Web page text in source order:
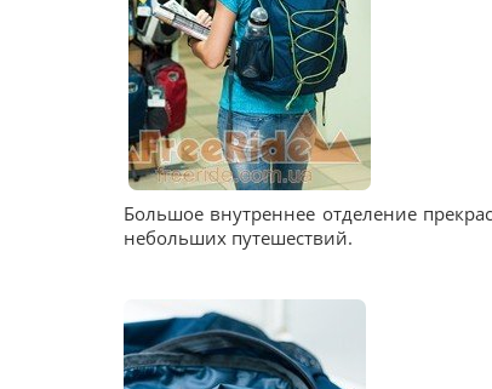
Большое внутреннее отделение
небольших путешествий.